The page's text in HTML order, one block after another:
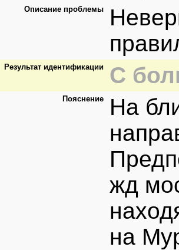
Описание проблемы
Результат идентификации С
Пояснение
На
жд
на